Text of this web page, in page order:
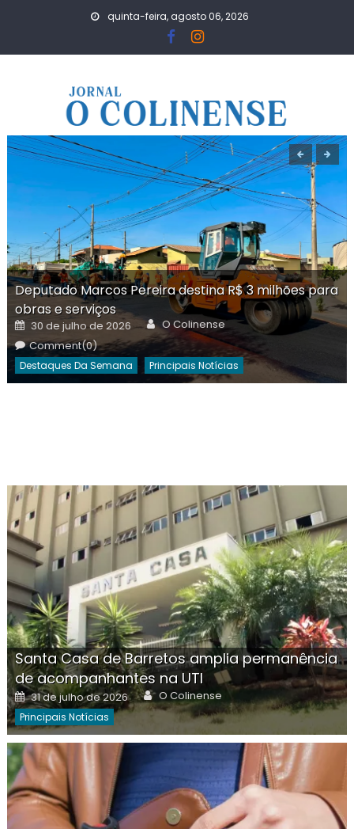
quinta-feira, agosto 06, 2026
Deputado Marcos Pereira destina R$ 3 milhões para
obras e serviços
Posted
on
30 de julho de 2026 Author
O Colinense
Comment(0)
Destaques Da Semana Principais Notícias
Santa Casa de Barretos amplia permanência
de acompanhantes na UTI
Posted
on
31 de julho de 2026 Author
O Colinense
Principais Notícias